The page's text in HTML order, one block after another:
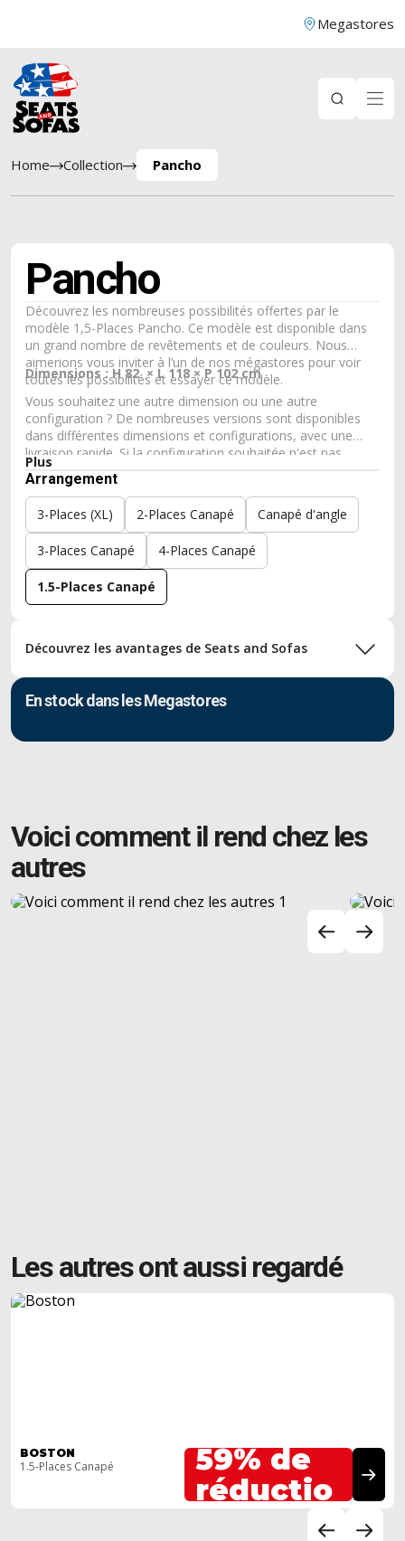
Megastores
Home Collection Pancho
Pancho
Découvrez les nombreuses possibilités offertes par le
modèle 1,5-Places Pancho. Ce modèle est disponible dans
un grand nombre de revêtements et de couleurs. Nous
aimerions vous inviter à l’un de nos mégastores pour voir
toutes les possibilités et essayer ce modèle.
Dimensions : H 82 × L 118 × P 102 cm
Vous souhaitez une autre dimension ou une autre
configuration ? De nombreuses versions sont disponibles
dans différentes dimensions et configurations, avec une
livraison rapide. Si la configuration souhaitée n'est pas
disponible, nous fabriquons également votre canapé
entièrement sur mesure. Vous obtenez ainsi un canapé
parfaitement adapté à votre intérieur, à vos envies et à
votre confort.
Plus
Arrangement
3-Places (XL) 2-Places Canapé Canapé d'angle
3-Places Canapé 4-Places Canapé
1.5-Places Canapé
Découvrez les avantages de Seats and Sofas
En stock dans les Megastores
Voici comment il rend chez les
autres
Les autres ont aussi regardé
BOSTON
1.5-Places Canapé
59% de
réductio